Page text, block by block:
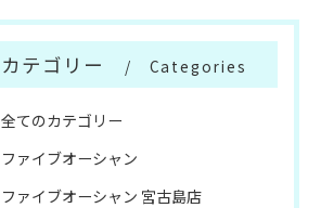
カテゴリー Categories
全てのカテゴリー
ファイブオーシャン
ファイブオーシャン 宮古島店